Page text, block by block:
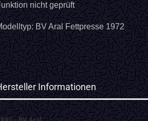
nicht geprüft
BV Aral Fettpresse 1972
Informationen